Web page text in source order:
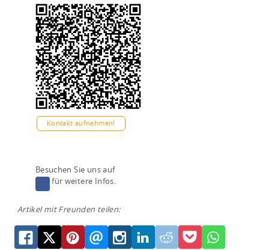
Kontakt aufnehmen!
Besuchen Sie uns auf
für weitere Infos.
Artikel mit Freunden teilen: